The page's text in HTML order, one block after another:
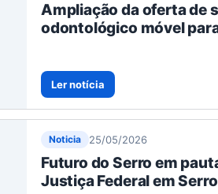
Ampliação da oferta de
odontológico móvel
Ler notícia
Noticia 25/05/2026
Futuro do Serro em
Justiça Federal em Serro